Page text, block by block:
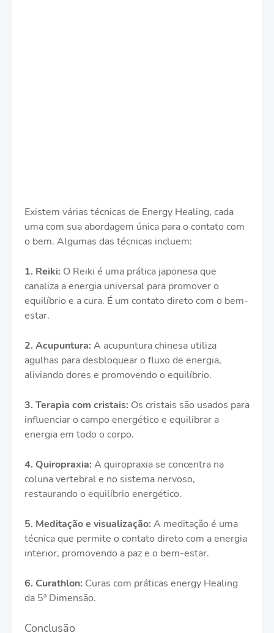
Existem várias técnicas de Energy Healing, cada
uma com sua abordagem única para o contato com
o bem. Algumas das técnicas incluem:
1. Reiki: O Reiki é uma prática japonesa que
canaliza a energia universal para promover o
equilíbrio e a cura. É um contato direto com o bem-
estar.
2. Acupuntura: A acupuntura chinesa utiliza
agulhas para desbloquear o fluxo de energia,
aliviando dores e promovendo o equilíbrio.
3. Terapia com cristais: Os cristais são usados para
influenciar o campo energético e equilibrar a
energia em todo o corpo.
4. Quiropraxia: A quiropraxia se concentra na
coluna vertebral e no sistema nervoso,
restaurando o equilíbrio energético.
5. Meditação e visualização: A meditação é uma
técnica que permite o contato direto com a energia
interior, promovendo a paz e o bem-estar.
6. Curathlon: Curas com práticas energy Healing
da 5ª Dimensão.
Conclusão